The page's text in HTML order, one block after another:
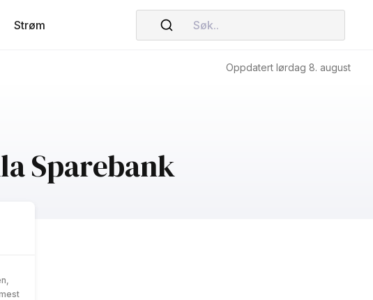
Strøm Søk..
Oppdatert lørdag 8. august
Sparebank